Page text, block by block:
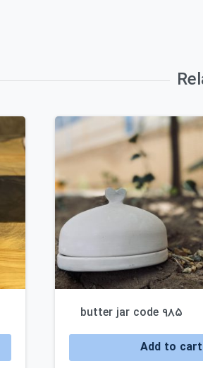
butter jar code ۹۸۵
Add to cart